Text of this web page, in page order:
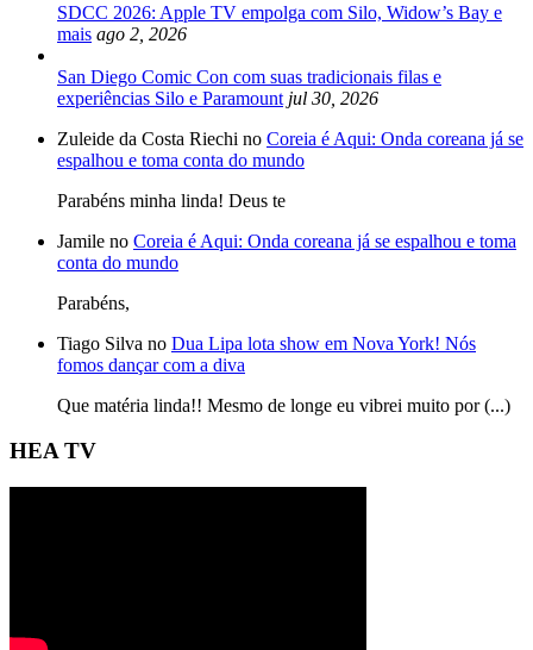
SDCC 2026: Apple TV empolga com Silo, Widow’s Bay e
mais ago 2, 2026
San Diego Comic Con com suas tradicionais filas e
experiências Silo e Paramount jul 30, 2026
Zuleide da Costa Riechi no Coreia é Aqui: Onda coreana já se
espalhou e toma conta do mundo
Parabéns minha linda! Deus te
Jamile no Coreia é Aqui: Onda coreana já se espalhou e toma
conta do mundo
Parabéns,
Tiago Silva no Dua Lipa lota show em Nova York! Nós
fomos dançar com a diva
Que matéria linda!! Mesmo de longe eu vibrei muito por (...)
HEA TV